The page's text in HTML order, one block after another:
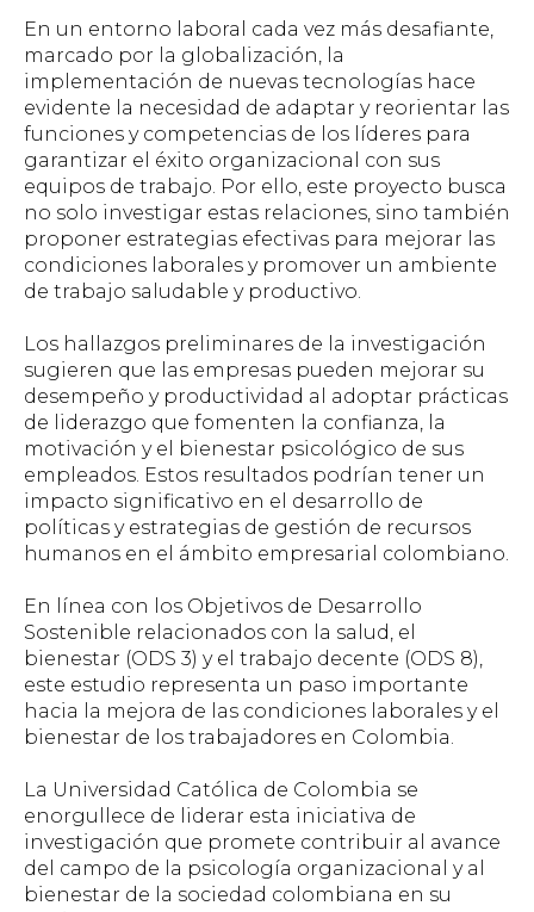
En un entorno laboral cada vez más desafiante,
marcado por la globalización, la
implementación de nuevas tecnologías hace
evidente la necesidad de adaptar y reorientar las
funciones y competencias de los líderes para
garantizar el éxito organizacional con sus
equipos de trabajo. Por ello, este proyecto busca
no solo investigar estas relaciones, sino también
proponer estrategias efectivas para mejorar las
condiciones laborales y promover un ambiente
de trabajo saludable y productivo.
Los hallazgos preliminares de la investigación
sugieren que las empresas pueden mejorar su
desempeño y productividad al adoptar prácticas
de liderazgo que fomenten la confianza, la
motivación y el bienestar psicológico de sus
empleados. Estos resultados podrían tener un
impacto significativo en el desarrollo de
políticas y estrategias de gestión de recursos
humanos en el ámbito empresarial colombiano.
En línea con los Objetivos de Desarrollo
Sostenible relacionados con la salud, el
bienestar (ODS 3) y el trabajo decente (ODS 8),
este estudio representa un paso importante
hacia la mejora de las condiciones laborales y el
bienestar de los trabajadores en Colombia.
La Universidad Católica de Colombia se
enorgullece de liderar esta iniciativa de
investigación que promete contribuir al avance
del campo de la psicología organizacional y al
bienestar de la sociedad colombiana en su